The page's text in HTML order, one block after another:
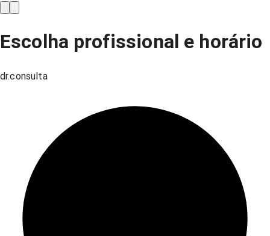
Escolha profissional e horário
dr.consulta